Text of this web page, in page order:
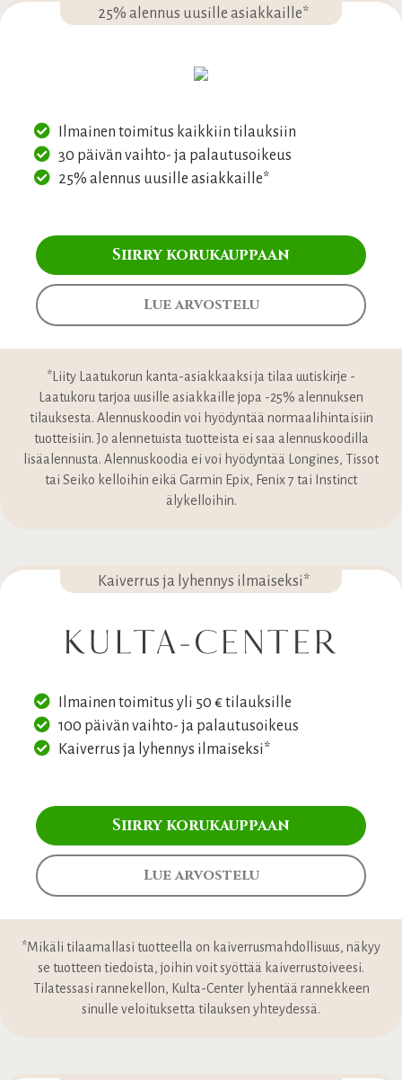
25% alennus uusille asiakkaille*
Ilmainen toimitus kaikkiin tilauksiin
30 päivän vaihto- ja palautusoikeus
25% alennus uusille asiakkaille*
Siirry korukauppaan
Lue arvostelu
*Liity Laatukorun kanta-asiakkaaksi ja tilaa uutiskirje -
Laatukoru tarjoa uusille asiakkaille jopa -25% alennuksen
tilauksesta. Alennuskoodin voi hyödyntää normaalihintaisiin
tuotteisiin. Jo alennetuista tuotteista ei saa alennuskoodilla
lisäalennusta. Alennuskoodia ei voi hyödyntää Longines, Tissot
tai Seiko kelloihin eikä Garmin Epix, Fenix 7 tai Instinct
älykelloihin.
Kaiverrus ja lyhennys ilmaiseksi*
Ilmainen toimitus yli 50 € tilauksille
100 päivän vaihto- ja palautusoikeus
Kaiverrus ja lyhennys ilmaiseksi*
Siirry korukauppaan
Lue arvostelu
*Mikäli tilaamallasi tuotteella on kaiverrusmahdollisuus, näkyy
se tuotteen tiedoista, joihin voit syöttää kaiverrustoiveesi.
Tilatessasi rannekellon, Kulta-Center lyhentää rannekkeen
sinulle veloituksetta tilauksen yhteydessä.